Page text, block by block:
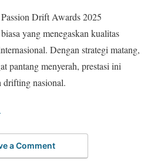
Drift Awards 2025
yang menegaskan kualitas
Dengan strategi matang,
pantang menyerah, prestasi ini
drifting nasional.
a Comment